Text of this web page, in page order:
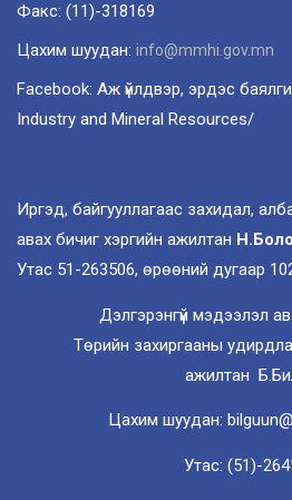
Факс: (11)-318169
Цахим шуудан: info@mmhi.gov.mn
Facebook: Аж үйлдвэр, эрдэс
Industry and Mineral Resources/
Иргэд, байгууллагаас захидал,
авах бичиг хэргийн ажилтан
Утас 51-263506, өрөөний дугаар
Дэлгэрэнгүй мэдээлэл
Төрийн захиргааны
ажилтан
Цахим шуудан:
Утас: (51)-